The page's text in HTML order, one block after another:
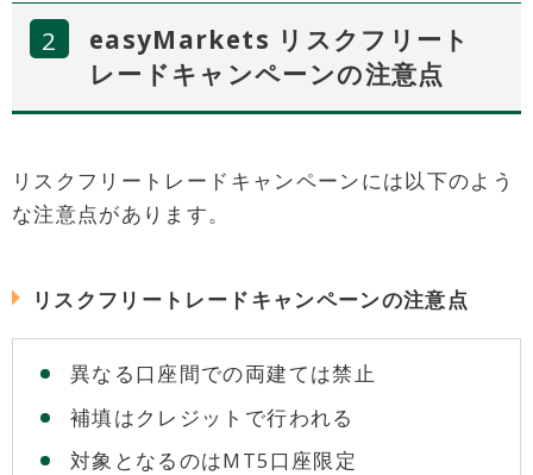
easyMarkets リスクフリート
レードキャンペーンの注意点
リスクフリートレードキャンペーンには以下のよう
な注意点があります。
リスクフリートレードキャンペーンの注意点
異なる口座間での両建ては禁止
補填はクレジットで行われる
対象となるのはMT5口座限定